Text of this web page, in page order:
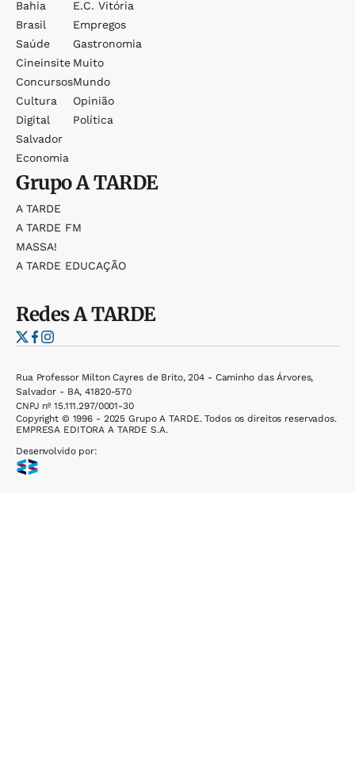
Bahia
Brasil
Saúde
Cineinsite
Concursos
Cultura
Digital
Salvador
Economia
E.c. Vitória
Empregos
Gastronomia
Muito
Mundo
Opinião
Política
GrupoA TARDE
A TARDE
A TARDE FM
MASSA!
A TARDE EDUCAÇÃO
RedesA TARDE
Rua Professor Milton Cayres de Brito, 204 - Caminho das Árvores,
Salvador - BA, 41820-570
CNPJ nº 15.111.297/0001-30
Copyright © 1996 - 2025 Grupo A TARDE. Todos os direitos reservados.
EMPRESA EDITORA A TARDE S.A.
Desenvolvido por: